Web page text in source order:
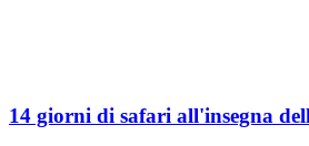
14 giorni di safari all'insegna